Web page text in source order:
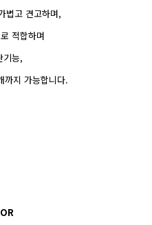
볍고 견고하며,
적합하며
기능,
까지 가능합니다.